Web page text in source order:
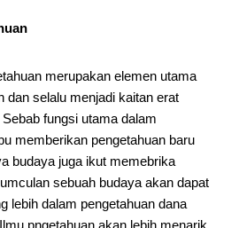
merupakan elemen utama
dan selalu menjadi kaitan erat
fungsi utama dalam
memberikan pengetahuan baru
budaya juga ikut memebrika
sebuah budaya akan dapat
lebih dalam pengetahuan dana
pngetahuan akan lebih menarik